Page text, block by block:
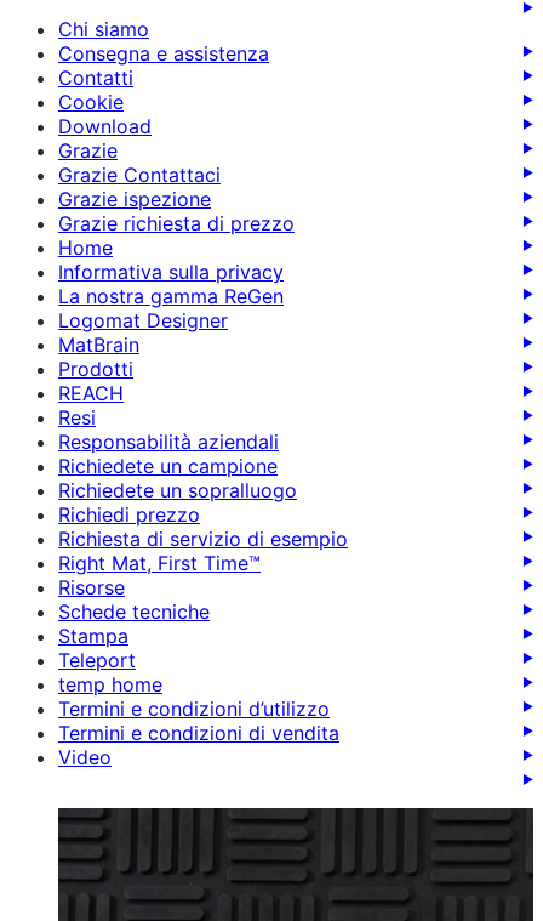
Chi siamo
Consegna e assistenza
Contatti
Cookie
Download
Grazie
Grazie Contattaci
Grazie ispezione
Grazie richiesta di prezzo
Home
Informativa sulla privacy
La nostra gamma ReGen
Logomat Designer
MatBrain
Prodotti
REACH
Resi
Responsabilità aziendali
Richiedete un campione
Richiedete un sopralluogo
Richiedi prezzo
Richiesta di servizio di esempio
Right Mat, First Time™
Risorse
Schede tecniche
Stampa
Teleport
temp home
Termini e condizioni d’utilizzo
Termini e condizioni di vendita
Video